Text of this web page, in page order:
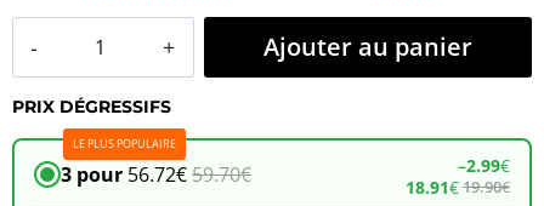
de
JNR
Whale
38K
Ajouter au panier
PRIX DÉGRESSIFS
LE PLUS POPULAIRE
3 pour 56.72€59.70€ –2.99€
18.91€19.90€